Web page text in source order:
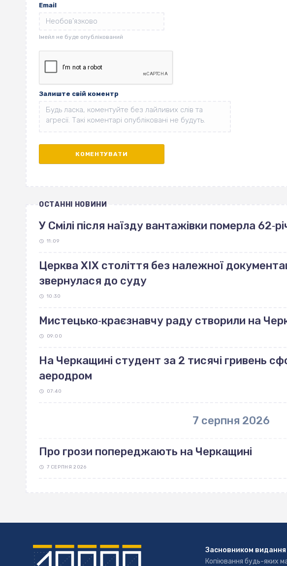
Email
Залиште свій коментр
ОСТАННІ НОВИНИ
У Смілі після наїзду вантажівки померла
11:09
Церква ХІХ століття без належної
звернулася до суду
10:30
Мистецько‐краєзнавчу раду створили на
09:00
На Черкащині студент за 2 тисячі гривень
аеродром
07:40
7 серпня 2026
Про грози попереджають на Черкащині
7 СЕРПНЯ 2026
Засновником видання
Копіювання будь-яких